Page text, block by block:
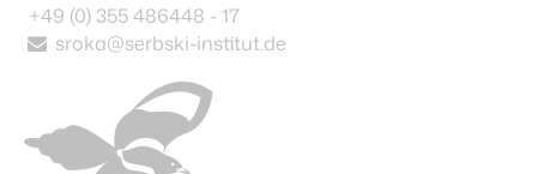
+49 (0) 355 486448 - 17
sroka@serbski-institut.de